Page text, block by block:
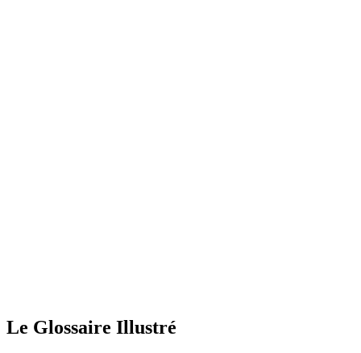
Le Glossaire Illustré